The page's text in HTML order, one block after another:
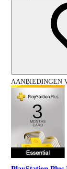
AANBIEDINGEN